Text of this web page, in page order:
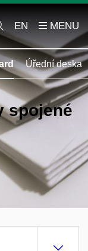
EN
Úřední deska
spojené